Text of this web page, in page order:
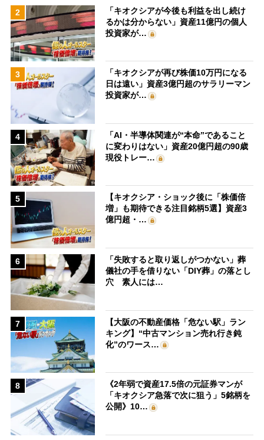
2
「キオクシアが今後も利益を出し続け
るかは分からない」資産11億円の個人
投資家が…
3
「キオクシアが再び株価10万円になる
日は遠い」資産3億円超のサラリーマン
投資家が…
4
「AI・半導体関連が“本命”であること
に変わりはない」資産20億円超の90歳
現役トレー…
5
【キオクシア・ショック後に「株価倍
増」も期待できる注目銘柄5選】資産3
億円超・…
6
「失敗すると取り返しがつかない」葬
儀社の手を借りない「DIY葬」の落とし
穴 素人には…
7
【大阪の不動産価格「危ない駅」ラン
キング】“中古マンション売れ行き鈍
化”のワース…
8
《2年弱で資産17.5倍の元証券マンが
「キオクシア急落で次に狙う」5銘柄を
公開》10…